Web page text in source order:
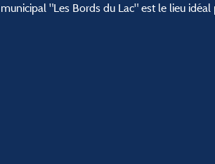
municipal "Les Bords du Lac" est le lieu idéal